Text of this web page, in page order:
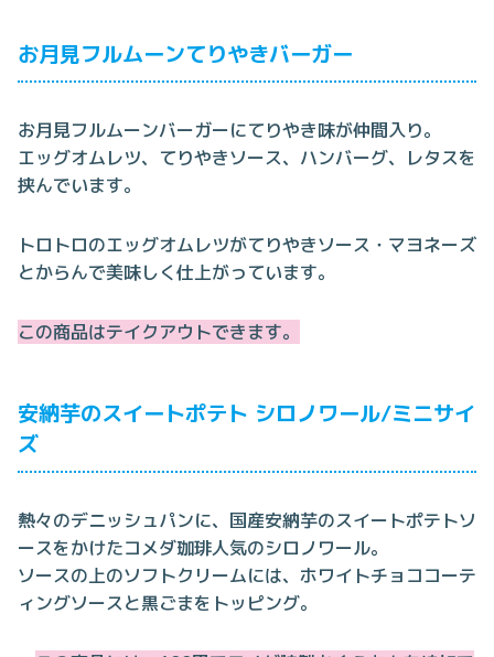
お月見フルムーンてりやきバーガー
お月見フルムーンバーガーにてりやき味が仲間入り。
エッグオムレツ、てりやきソース、ハンバーグ、レタスを
挟んでいます。
トロトロのエッグオムレツがてりやきソース・マヨネーズ
とからんで美味しく仕上がっています。
この商品はテイクアウトできます。
安納芋のスイートポテト シロノワール/ミニサイ
ズ
熱々のデニッシュパンに、国産安納芋のスイートポテトソ
ースをかけたコメダ珈琲人気のシロノワール。
ソースの上のソフトクリームには、ホワイトチョココーテ
ィングソースと黒ごまをトッピング。